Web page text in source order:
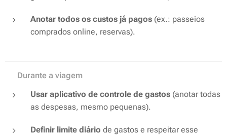
Anotar todos os custos já pagos (ex.: passeios
comprados online, reservas).
💳 Durante a viagem
Usar aplicativo de controle de gastos (anotar todas
as despesas, mesmo pequenas).
Definir limite diário de gastos e respeitar esse